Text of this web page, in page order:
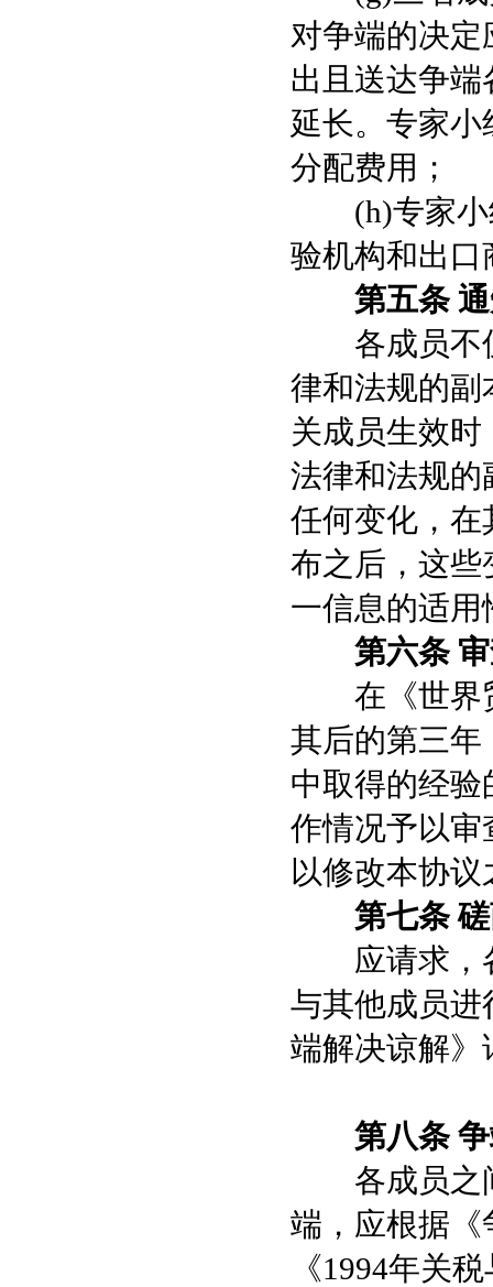
对争端的决
出且送达争
延长。专家
分配费用；
(h)专家小
验机构和出口
第五条
各成员不仅
律和法规的副
关成员生效
法律和法规的
任何变化，在
布之后，这些
一信息的适
第六条
在《世界贸
其后的第三年
中取得的经
作情况予以审
以修改本协
第七条 磋
应请求，各
与其他成员进
端解决谅解》
第八条
各成员之间
端，应根据《
《1994年关